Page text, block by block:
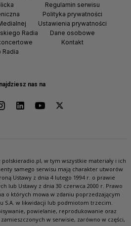
nas na
Radia
Regulamin serwisu
Polityka prywatności
Ustawienia prywatności
Dane osobowe
Kontakt
w tym wszystkie materiały i ich
samego serwisu mają charakter utworów
Ustawy z dnia 4 lutego 1994 r. o prawie
lub Ustawy z dnia 30 czerwca 2000 r. Prawo
o których mowa w zdaniu poprzedzającym
S.A. w likwidacji lub podmiotom trzecim.
powielanie, reprodukowanie oraz
w serwisie, zarówno w części,